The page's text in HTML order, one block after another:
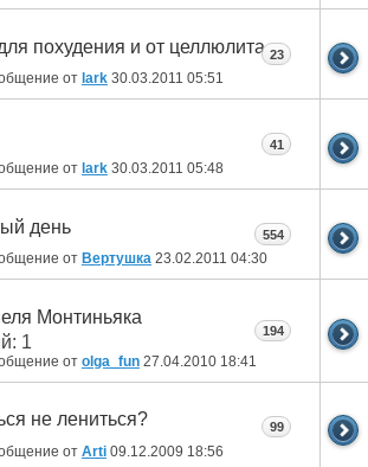
похудения и от целлюлита
от lark 30.03.2011 05:51
23
от lark 30.03.2011 05:48
41
день
от Вертушка 23.02.2011 04:30
554
Монтиньяка
от olga_fun 27.04.2010 18:41
194
не лениться?
от Arti 09.12.2009 18:56
99